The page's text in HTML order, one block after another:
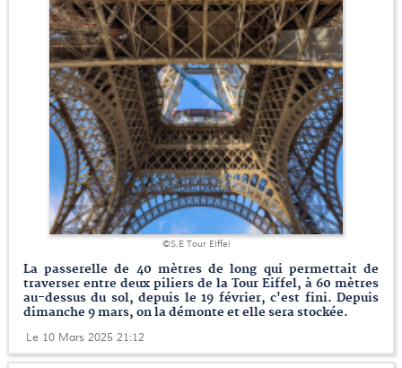
©S.E Tour EIffel
La passerelle de 40 mètres de long qui permettait de
traverser entre deux piliers de la Tour Eiffel, à 60 mètres
au-dessus du sol, depuis le 19 février, c'est fini. Depuis
dimanche 9 mars, on la démonte et elle sera stockée.
Le 10 Mars 2025 21:12